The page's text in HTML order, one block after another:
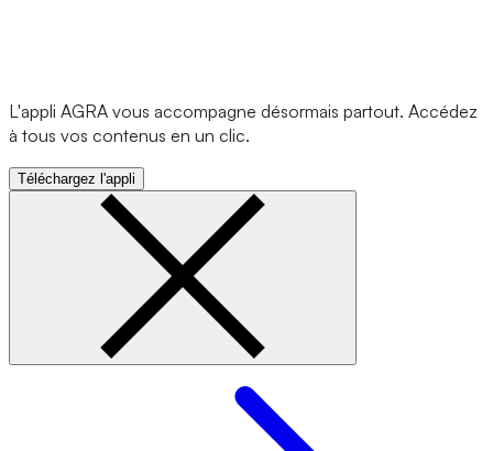
L'appli AGRA vous accompagne désormais partout. Accédez
à tous vos contenus en un clic.
Téléchargez l'appli